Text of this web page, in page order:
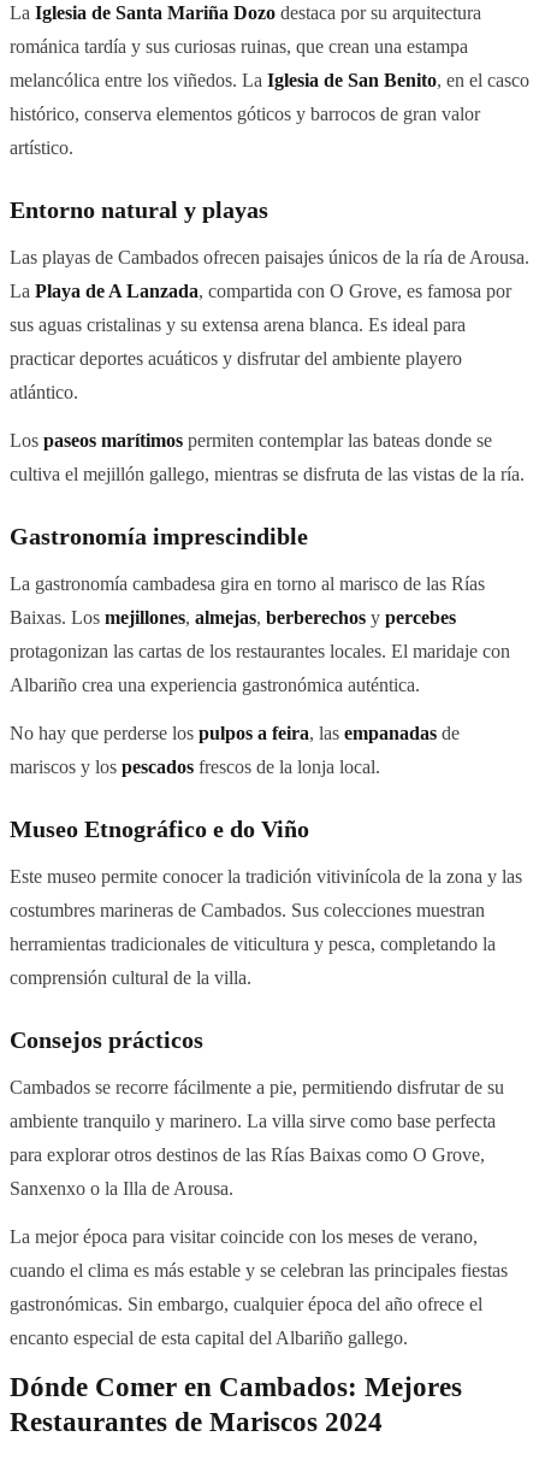
La Iglesia de Santa Mariña Dozo destaca por su arquitectura
románica tardía y sus curiosas ruinas, que crean una estampa
melancólica entre los viñedos. La Iglesia de San Benito, en el casco
histórico, conserva elementos góticos y barrocos de gran valor
artístico.
Entorno natural y playas
Las playas de Cambados ofrecen paisajes únicos de la ría de Arousa.
La Playa de A Lanzada, compartida con O Grove, es famosa por
sus aguas cristalinas y su extensa arena blanca. Es ideal para
practicar deportes acuáticos y disfrutar del ambiente playero
atlántico.
Los paseos marítimos permiten contemplar las bateas donde se
cultiva el mejillón gallego, mientras se disfruta de las vistas de la ría.
Gastronomía imprescindible
La gastronomía cambadesa gira en torno al marisco de las Rías
Baixas. Los mejillones, almejas, berberechos y percebes
protagonizan las cartas de los restaurantes locales. El maridaje con
Albariño crea una experiencia gastronómica auténtica.
No hay que perderse los pulpos a feira, las empanadas de
mariscos y los pescados frescos de la lonja local.
Museo Etnográfico e do Viño
Este museo permite conocer la tradición vitivinícola de la zona y las
costumbres marineras de Cambados. Sus colecciones muestran
herramientas tradicionales de viticultura y pesca, completando la
comprensión cultural de la villa.
Consejos prácticos
Cambados se recorre fácilmente a pie, permitiendo disfrutar de su
ambiente tranquilo y marinero. La villa sirve como base perfecta
para explorar otros destinos de las Rías Baixas como O Grove,
Sanxenxo o la Illa de Arousa.
La mejor época para visitar coincide con los meses de verano,
cuando el clima es más estable y se celebran las principales fiestas
gastronómicas. Sin embargo, cualquier época del año ofrece el
encanto especial de esta capital del Albariño gallego.
Dónde Comer en Cambados: Mejores
Restaurantes de Mariscos 2024